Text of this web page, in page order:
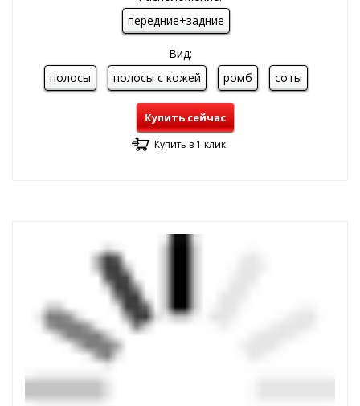
передние+задние
Вид:
полосы
полосы с кожей ромб соты
Купить сейчас
Купить в 1 клик